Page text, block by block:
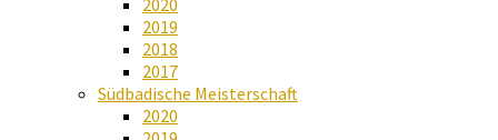
2020
2019
2018
2017
Südbadische Meisterschaft
2020